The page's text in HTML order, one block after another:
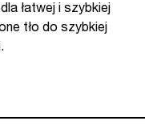
łatwej i szybkiej
tło do szybkiej